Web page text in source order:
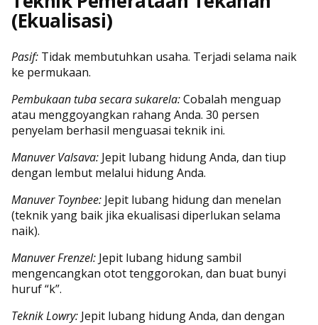
(Ekualisasi)
Pasif: Tidak membutuhkan usaha. Terjadi selama naik
ke permukaan.
Pembukaan tuba secara sukarela:Cobalah menguap
atau menggoyangkan rahang Anda. 30 persen
penyelam berhasil menguasai teknik ini.
Manuver Valsava: Jepit lubang hidung Anda, dan tiup
dengan lembut melalui hidung Anda.
Manuver Toynbee: Jepit lubang hidung dan menelan
(teknik yang baik jika ekualisasi diperlukan selama
naik).
Manuver Frenzel: Jepit lubang hidung sambil
mengencangkan otot tenggorokan, dan buat bunyi
huruf “k”.
Teknik Lowry: Jepit lubang hidung Anda, dan dengan